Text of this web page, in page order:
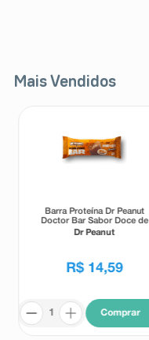
Mais Vendidos
Barra Proteína Dr Peanut
Doctor Bar Sabor Doce de
Leite 62g
Dr Peanut
R$ 14,59
Comprar